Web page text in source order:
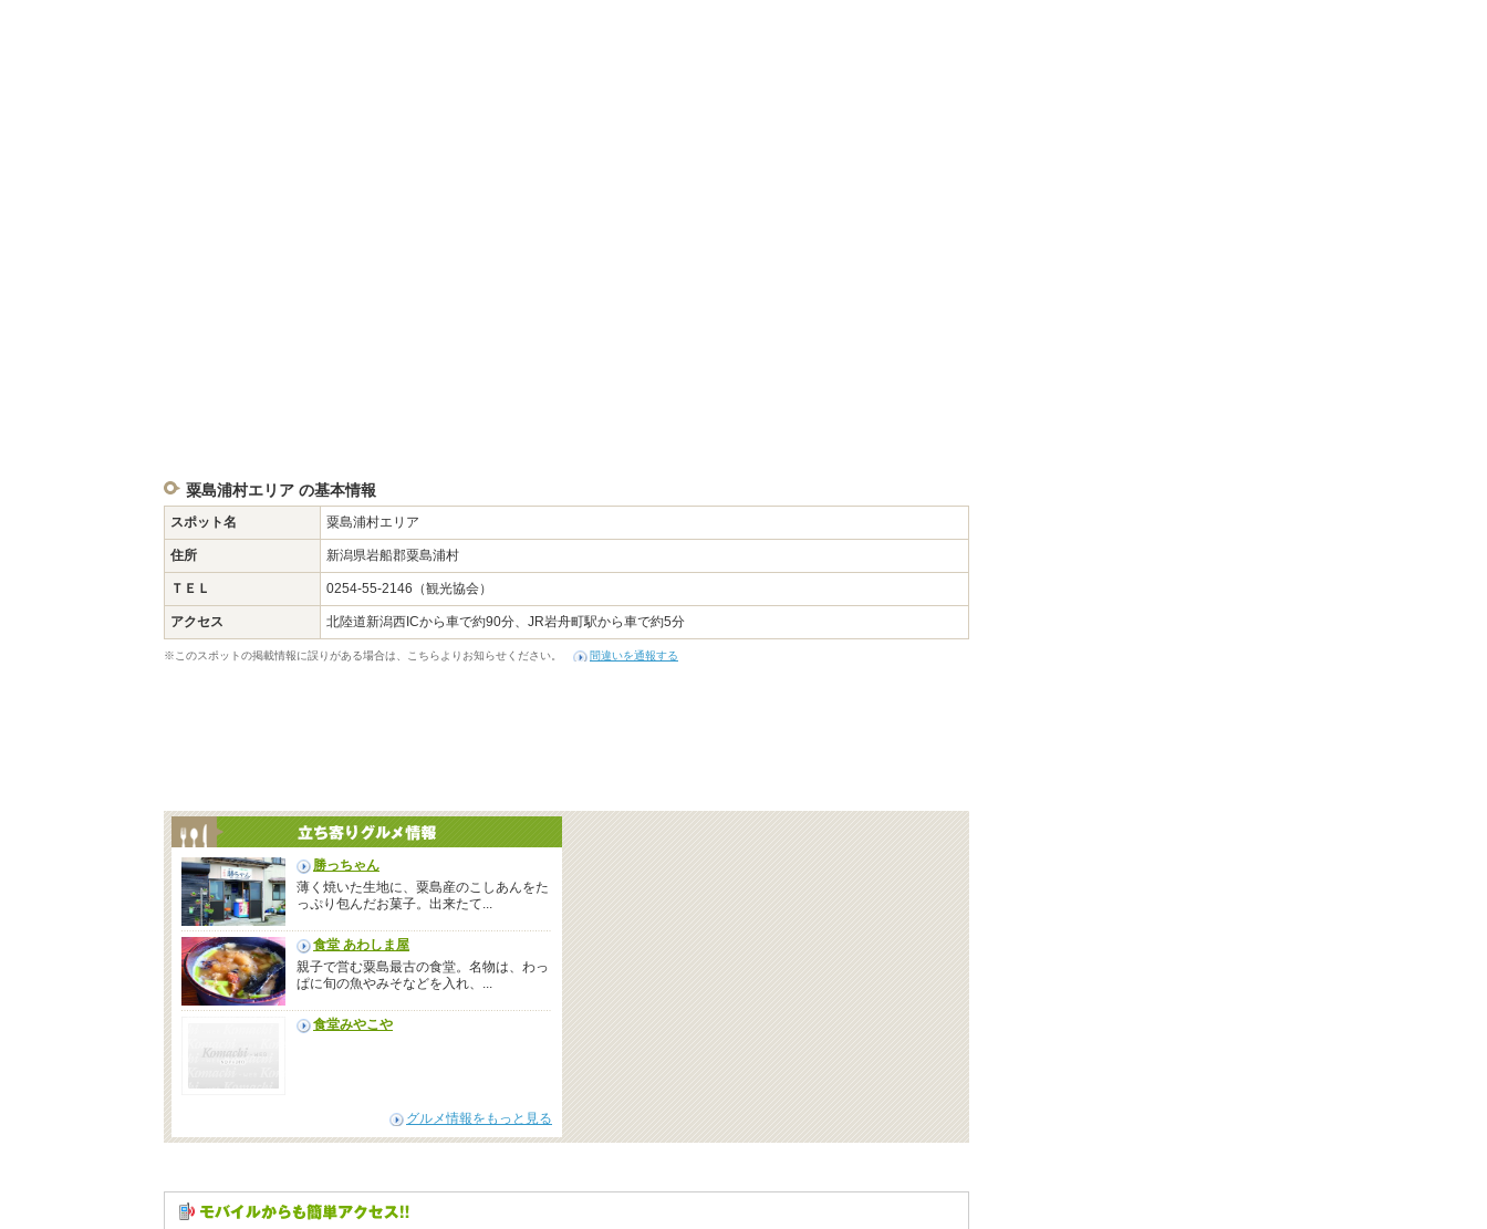
粟島浦村エリア の基本情報
スポット名 粟島浦村エリア
住所 新潟県岩船郡粟島浦村
ＴＥＬ 0254-55-2146（観光協会）
アクセス 北陸道新潟西ICから車で約90分、JR岩舟町駅から車で約5分
※このスポットの掲載情報に誤りがある場合は、こちらよりお知らせください。 間違いを通報する
勝っちゃん
薄く焼いた生地に、粟島産のこしあんをた
っぷり包んだお菓子。出来たて...
食堂 あわしま屋
親子で営む粟島最古の食堂。名物は、わっ
ぱに旬の魚やみそなどを入れ、...
食堂みやこや
グルメ情報をもっと見る